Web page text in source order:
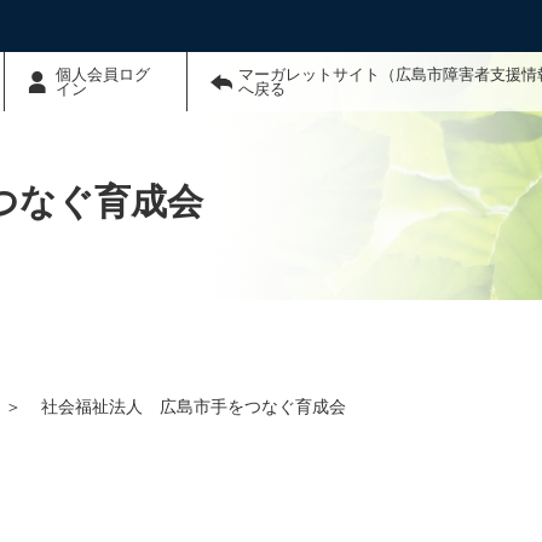
個人会員ログ
イン
マーガレットサイト（広島市障害者支援
へ戻る
なぐ育成会
＞ 社会福祉法人 広島市手をつなぐ育成会